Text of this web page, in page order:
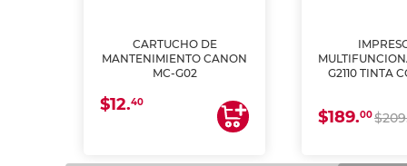
CARTUCHO DE
MANTENIMIENTO CANON
MC-G02
$12.40
G2110 TINTA
$189.00